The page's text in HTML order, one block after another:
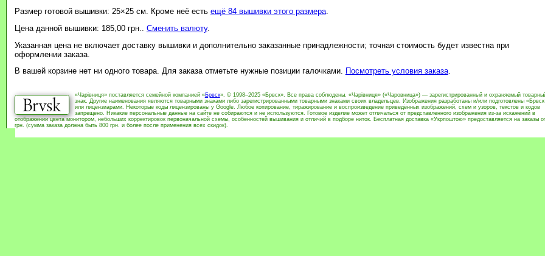
Размер готовой вышивки: 25×25 см. Кроме неё есть ещё 84 вышивки этого размера.
Цена данной вышивки: 185,00 грн.. Сменить валюту.
Указанная цена не включает доставку вышивки и дополнительно заказанные принадлежности; точная стоимость будет известна при
оформлении заказа.
В вашей корзине нет ни одного товара. Для заказа отметьте нужные позиции галочками. Посмотреть условия заказа.
«Чарівниця» поставляется семейной компанией «Брвск». © 1998–2025 «Брвск». Все права соблюдены. «Чарівниця» («Чаровница») — зарегистрированный и охраняемый
знак. Другие наименования являются товарными знаками либо зарегистрированными товарными знаками своих владельцев. Изображения разработаны и/или подготовлены
или лицензиарами. Некоторые коды лицензированы у Google. Любое копирование, тиражирование и воспроизведение приведённых изображений, схем и узоров, текстов и кодов
запрещено. Никакие персональные данные на сайте не собираются и не используются. Готовое изделие может отличаться от представленного изображения из-за искажений в
отображении цвета монитором, небольших корректировок первоначальной схемы, особенностей вышивания и отличий в подборе ниток. Бесплатная доставка «Укрпоштою» предоставляется на заказы
грн. (сумма заказа должна быть 800 грн. и более после применения всех скидок).